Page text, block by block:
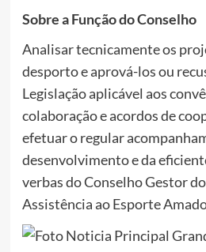
Sobre a Função do Conselho
Analisar tecnicamente os
desporto e aprová-los ou
Legislação aplicável aos
colaboração e acordos de
efetuar o regular
desenvolvimento e da
verbas do Conselho Gestor
Assistência ao Esporte